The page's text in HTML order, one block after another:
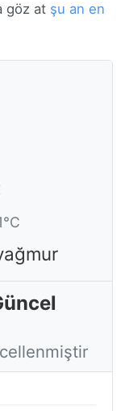
göz at şu an en